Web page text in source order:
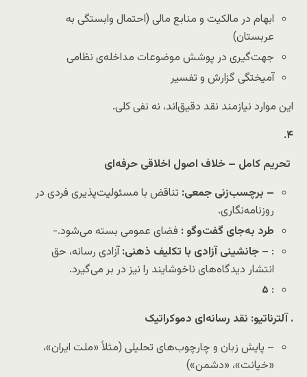
ابهام در مالکیت و منابع مالی (احتمال وابستگی به
عربستان)
جهت‌گیری در پوشش موضوعات مداخله‌ی نظامی
آمیختگی گزارش و تفسیر
این موارد نیازمند نقد دقیق‌اند، نه نفی کلی.
۴.
تحریم کامل – خلاف اصول اخلاقی حرفه‌ای
– برچسب‌زنی جمعی: تناقض با مسئولیت‌پذیری فردی در
روزنامه‌نگاری.
طرد به‌جای گفت‌وگو : فضای عمومی بسته می‌شود.-
: –جانشینی آزادی با تکلیف ذهنی:آزادی رسانه، حق
انتشار دیدگاه‌های ناخوشایند را نیز در بر می‌گیرد.
: ۵
.آلترناتیو: نقد رسانه‌ای دموکراتیک
– پایش زبان و چارچوب‌های تحلیلی (مثلاً «ملت ایران»،
«خیانت»، «دشمن»)